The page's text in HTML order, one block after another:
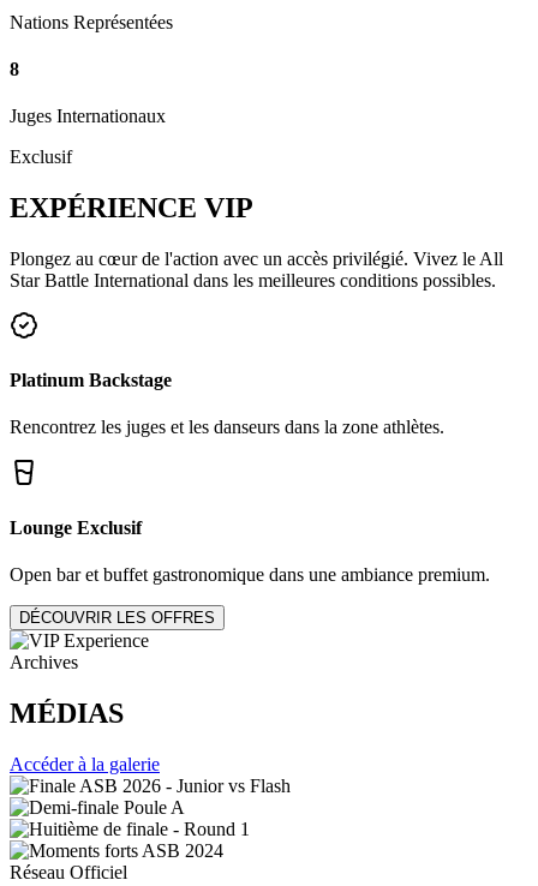
Nations Représentées
8
Juges Internationaux
Exclusif
EXPÉRIENCE VIP
Plongez au cœur de l'action avec un accès privilégié. Vivez le All
Star Battle International dans les meilleures conditions possibles.
Platinum Backstage
Rencontrez les juges et les danseurs dans la zone athlètes.
Lounge Exclusif
Open bar et buffet gastronomique dans une ambiance premium.
DÉCOUVRIR LES OFFRES
Archives
MÉDIAS
Accéder à la galerie
Réseau Officiel